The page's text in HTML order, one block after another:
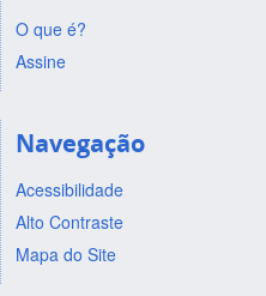
O que é?
Assine
Navegação
Acessibilidade
Alto Contraste
Mapa do Site